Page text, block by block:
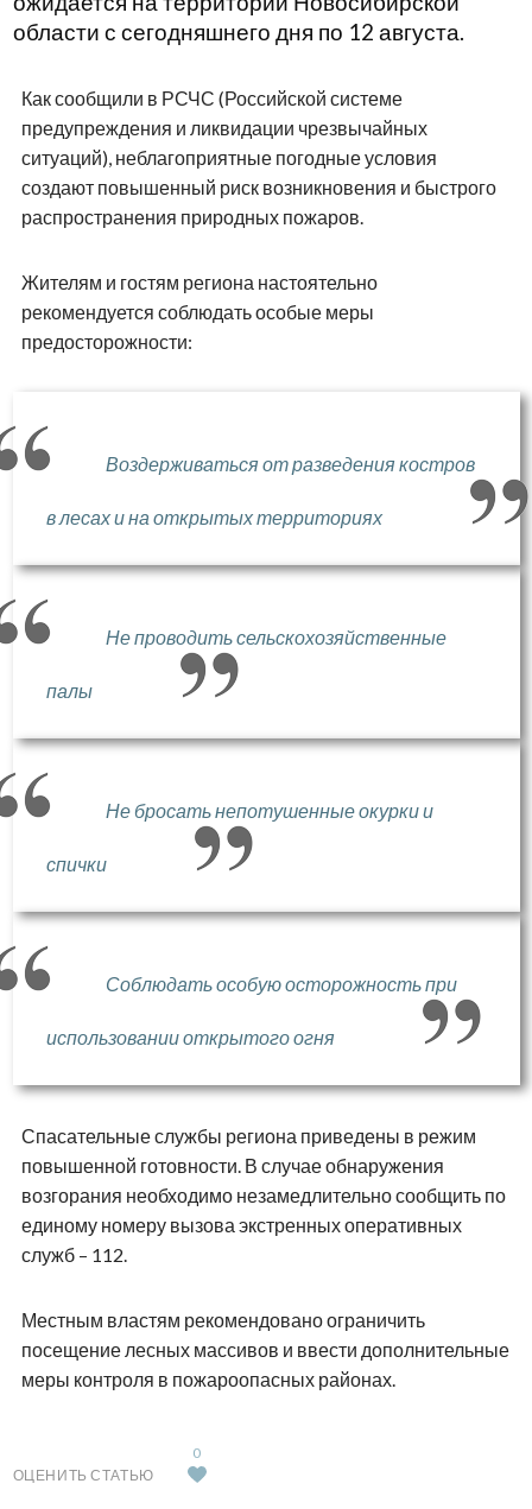
области с сегодняшнего дня по 12 августа.
Как сообщили в РСЧС (Российской системе
предупреждения и ликвидации чрезвычайных
ситуаций), неблагоприятные погодные условия
создают повышенный риск возникновения и быстрого
распространения природных пожаров.
Жителям и гостям региона настоятельно
рекомендуется соблюдать особые меры
предосторожности:
Воздерживаться от разведения костров
в лесах и на открытых территориях
Не проводить сельскохозяйственные
палы
Не бросать непотушенные окурки и
спички
Соблюдать особую осторожность при
использовании открытого огня
Спасательные службы региона приведены в режим
повышенной готовности. В случае обнаружения
возгорания необходимо незамедлительно сообщить по
единому номеру вызова экстренных оперативных
служб – 112.
Местным властям рекомендовано ограничить
посещение лесных массивов и ввести дополнительные
меры контроля в пожароопасных районах.
ОЦЕНИТЬ СТАТЬЮ
0